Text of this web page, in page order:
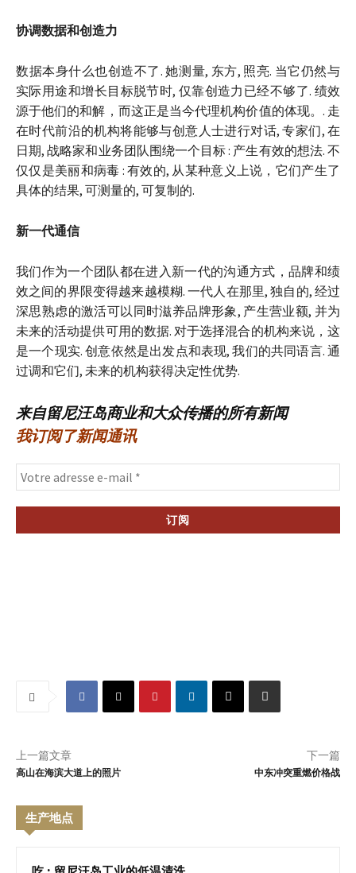
协调数据和创造力
数据本身什么也创造不了. 她测量, 东方, 照亮. 当它仍然与
实际用途和增长目标脱节时, 仅靠创造力已经不够了. 绩效
源于他们的和解，而这正是当今代理机构价值的体现。. 走
在时代前沿的机构将能够与创意人士进行对话, 专家们, 在
日期, 战略家和业务团队围绕一个目标 : 产生有效的想法. 不
仅仅是美丽和病毒 : 有效的, 从某种意义上说，它们产生了
具体的结果, 可测量的, 可复制的.
新一代通信
我们作为一个团队都在进入新一代的沟通方式，品牌和绩
效之间的界限变得越来越模糊. 一代人在那里, 独自的, 经过
深思熟虑的激活可以同时滋养品牌形象, 产生营业额, 并为
未来的活动提供可用的数据. 对于选择混合的机构来说，这
是一个现实. 创意依然是出发点和表现, 我们的共同语言. 通
过调和它们, 未来的机构获得决定性优势.
来自留尼汪岛商业和大众传播的所有新闻
我订阅了新闻通讯
上一篇文章
高山在海滨大道上的照片
下一篇
中东冲突重燃价格战
生产地点